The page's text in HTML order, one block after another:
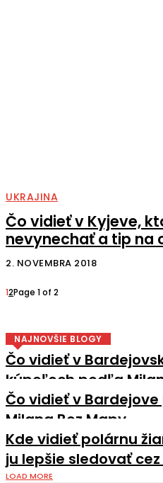
UKRAJINA
Čo vidieť v Kyjeve,
nevynechať a tip na
2. NOVEMBRA 2018
12Page 1 of 2
NAJNOVŠIE BLOGY
Čo vidieť v
kúpeľoch podľa
Čo vidieť v
Milana Bez Mapy
Kde vidieť polárnu
ju lepšie sledovať
LOAD MORE